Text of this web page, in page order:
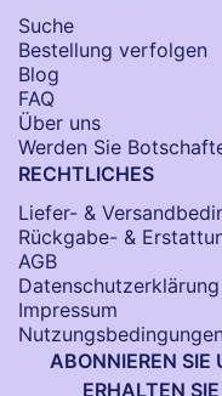
Suche
Bestellung verfolgen
Blog
FAQ
Über uns
Werden Sie
RECHTLICHES
Liefer- &
Rückgabe- &
AGB
Datenschutzerklärung
Impressum
Nutzungsbedingungen
ABONNIEREN SIE
ERHALTEN